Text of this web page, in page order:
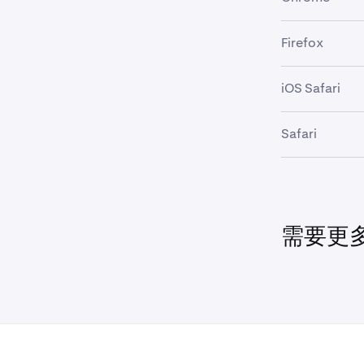
請確保瀏
覽器均預
嘗試不同
Microsoft
6 嘗試
7 嘗試不同
• 如何更新
為。此行為是
此，在調整每
Kraken
可以在此處找
如何清除快
• 如何清除
• 如何使用
• 如何清除
• 如何更新
Firefox
• 如何使用
• 如何清除
• 如何更新
iOS Safari
• 如何使用
• 如何清除
Safari
• 如何更新
需要更